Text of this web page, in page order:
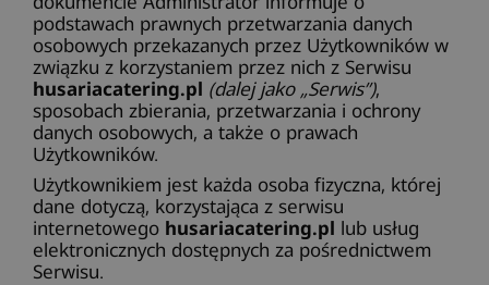
podstawach prawnych przetwarzania danych
osobowych przekazanych przez Użytkowników w
związku z korzystaniem przez nich z Serwisu
husariacatering.pl (dalej jako „Serwis”),
sposobach zbierania, przetwarzania i ochrony
danych osobowych, a także o prawach
Użytkowników.
Użytkownikiem jest każda osoba fizyczna, której
dane dotyczą, korzystająca z serwisu
internetowego husariacatering.pl lub usług
elektronicznych dostępnych za pośrednictwem
Serwisu.